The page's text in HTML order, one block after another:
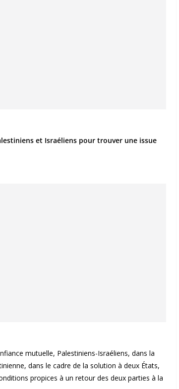
et Israéliens pour trouver une issue
mutuelle, Palestiniens-Israéliens, dans la
dans le cadre de la solution à deux États,
propices à un retour des deux parties à la